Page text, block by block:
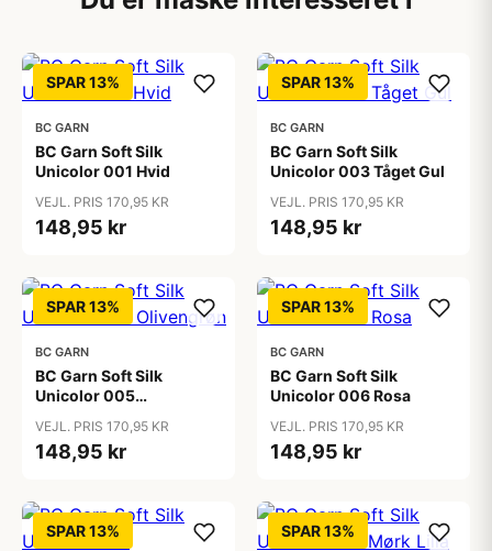
SPAR 13%
BC GARN
BC Garn Soft Silk
Unicolor 001 Hvid
VEJL. PRIS 170,95 KR
148,95 kr
SPAR 13%
BC GARN
BC Garn Soft Silk
Unicolor 003 Tåget Gul
VEJL. PRIS 170,95 KR
148,95 kr
SPAR 13%
BC GARN
BC Garn Soft Silk
Unicolor 005
VEJL. PRIS 170,95 KR
148,95 kr
SPAR 13%
BC GARN
BC Garn Soft Silk
Unicolor 006 Rosa
VEJL. PRIS 170,95 KR
148,95 kr
SPAR 13% SPAR 13%